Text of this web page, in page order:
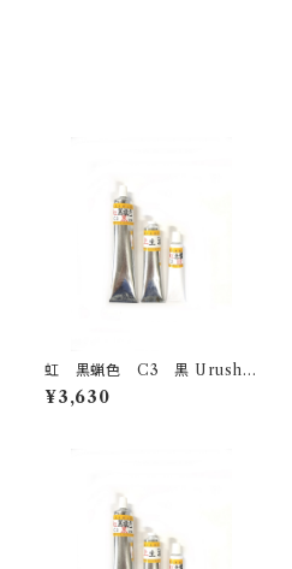
虹 黒蝋色 C3 黒 Urushi
-black- 50g
¥3,630